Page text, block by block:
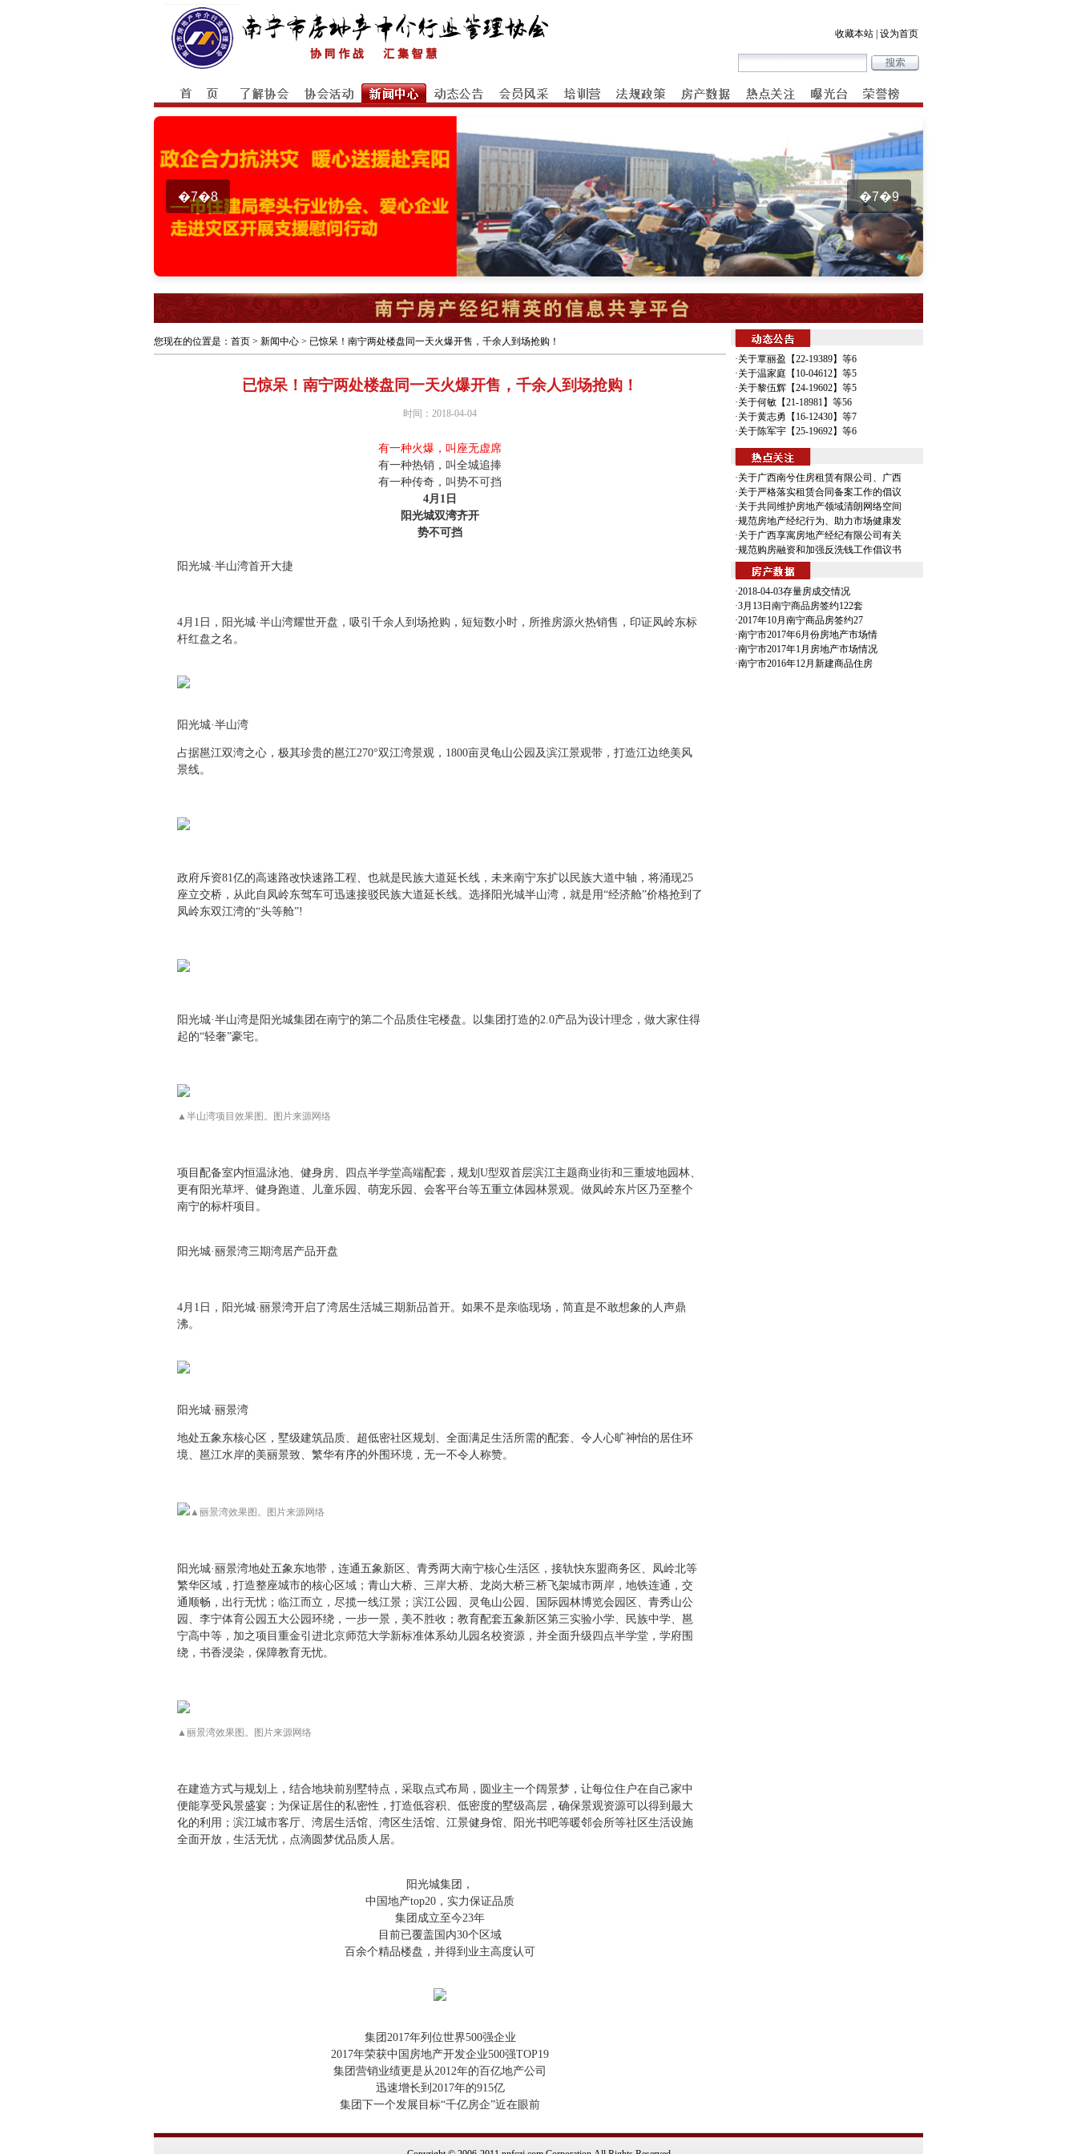
收藏本站 设为首页
�7�8 �7�9
您现在的位置是： 首页 > 新闻中心 > 已惊呆！南宁两处楼盘同一天火爆开售，千余人到场抢购！
已惊呆！南宁两处楼盘同一天火爆开售，千余人到场抢购！
时间：2018-04-04
有一种火爆，叫座无虚席
有一种热销，叫全城追捧
有一种传奇，叫势不可挡
4月1日
阳光城双湾齐开
势不可挡
阳光城·半山湾首开大捷
4月1日，阳光城·半山湾耀世开盘，吸引千余人到场抢购，短短数小时，所推房源火热销售，印证凤岭东标
杆红盘之名。
阳光城·半山湾
占据邕江双湾之心，极其珍贵的邕江270°双江湾景观，1800亩灵龟山公园及滨江景观带，打造江边绝美风
景线。
政府斥资81亿的高速路改快速路工程、也就是民族大道延长线，未来南宁东扩以民族大道中轴，将涌现25
座立交桥，从此自凤岭东驾车可迅速接驳民族大道延长线。选择阳光城半山湾，就是用“经济舱”价格抢到了
凤岭东双江湾的“头等舱”!
阳光城·半山湾是阳光城集团在南宁的第二个品质住宅楼盘。以集团打造的2.0产品为设计理念，做大家住得
起的“轻奢”豪宅。
▲半山湾项目效果图。图片来源网络
项目配备室内恒温泳池、健身房、四点半学堂高端配套，规划U型双首层滨江主题商业街和三重坡地园林、
更有阳光草坪、健身跑道、儿童乐园、萌宠乐园、会客平台等五重立体园林景观。做凤岭东片区乃至整个
南宁的标杆项目。
阳光城·丽景湾三期湾居产品开盘
4月1日，阳光城·丽景湾开启了湾居生活城三期新品首开。如果不是亲临现场，简直是不敢想象的人声鼎
沸。
阳光城·丽景湾
地处五象东核心区，墅级建筑品质、超低密社区规划、全面满足生活所需的配套、令人心旷神怡的居住环
境、邕江水岸的美丽景致、繁华有序的外围环境，无一不令人称赞。
▲丽景湾效果图。图片来源网络
阳光城·丽景湾地处五象东地带，连通五象新区、青秀两大南宁核心生活区，接轨快东盟商务区、凤岭北等
繁华区域，打造整座城市的核心区域；青山大桥、三岸大桥、龙岗大桥三桥飞架城市两岸，地铁连通，交
通顺畅，出行无忧；临江而立，尽揽一线江景；滨江公园、灵龟山公园、国际园林博览会园区、青秀山公
园、李宁体育公园五大公园环绕，一步一景，美不胜收；教育配套五象新区第三实验小学、民族中学、邕
宁高中等，加之项目重金引进北京师范大学新标准体系幼儿园名校资源，并全面升级四点半学堂，学府围
绕，书香浸染，保障教育无忧。
▲丽景湾效果图。图片来源网络
在建造方式与规划上，结合地块前别墅特点，采取点式布局，圆业主一个阔景梦，让每位住户在自己家中
便能享受风景盛宴；为保证居住的私密性，打造低容积、低密度的墅级高层，确保景观资源可以得到最大
化的利用；滨江城市客厅、湾居生活馆、湾区生活馆、江景健身馆、阳光书吧等暖邻会所等社区生活设施
全面开放，生活无忧，点滴圆梦优品质人居。
阳光城集团，
中国地产top20，实力保证品质
集团成立至今23年
目前已覆盖国内30个区域
百余个精品楼盘，并得到业主高度认可
集团2017年列位世界500强企业
2017年荣获中国房地产开发企业500强TOP19
集团营销业绩更是从2012年的百亿地产公司
迅速增长到2017年的915亿
集团下一个发展目标“千亿房企”近在眼前
·关于覃丽盈【22-19389】等6
·关于温家庭【10-04612】等5
·关于黎伍辉【24-19602】等5
·关于何敏【21-18981】等56
·关于黄志勇【16-12430】等7
·关于陈军宇【25-19692】等6
·关于广西南兮住房租赁有限公司、广西
·关于严格落实租赁合同备案工作的倡议
·关于共同维护房地产领域清朗网络空间
·规范房地产经纪行为、助力市场健康发
·关于广西享寓房地产经纪有限公司有关
·规范购房融资和加强反洗钱工作倡议书
·2018-04-03存量房成交情况
·3月13日南宁商品房签约122套
·2017年10月南宁商品房签约27
·南宁市2017年6月份房地产市场情
·南宁市2017年1月房地产市场情况
·南宁市2016年12月新建商品住房